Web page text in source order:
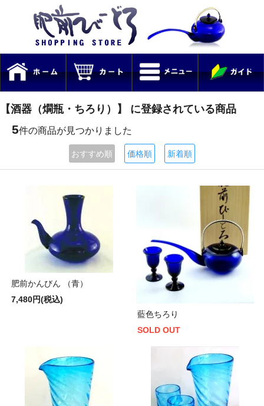
【酒器（燗瓶・ちろり）】 に登録されている商品
5件の商品が見つかりました
おすすめ順 価格順 新着順
肥前かんびん （青）
7,480円(税込)
藍色ちろり
SOLD OUT